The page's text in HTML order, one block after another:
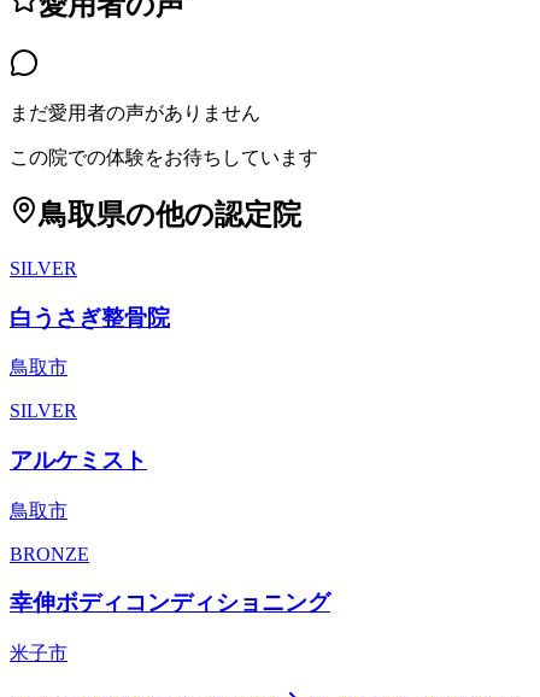
まだ愛用者の声がありません
この院での体験をお待ちしています
鳥取県の他の認定院
SILVER
白うさぎ整骨院
鳥取市
SILVER
アルケミスト
鳥取市
BRONZE
幸伸ボディコンディショニング
米子市